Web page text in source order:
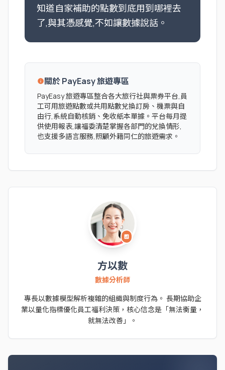
知道自家補助的點數到底用到哪裡去
了,與其憑感覺,不如讓數據說話。
info關於 PayEasy 旅遊專區
PayEasy 旅遊專區整合各大旅行社與票券平台,員
工可用旅遊點數或共用點數兌換訂房、機票與自
由行,系統自動核銷、免收紙本單據。平台每月提
供使用報表,讓福委清楚掌握各部門的兌換情形,
也支援多語言服務,照顧外籍同仁的旅遊需求。
analytics
方以數
數據分析師
專長以數據模型解析複雜的組織與制度行為。 長期協助企
業以量化指標優化員工福利決策，核心信念是「無法衡量，
就無法改善」。